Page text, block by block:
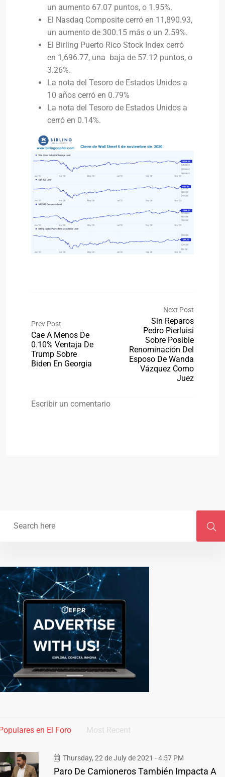
un aumento 67.07 puntos, o 1.95%.
El Nasdaq Composite cerró en 11,890.93,
un aumento de 300.15 más o un 2.59%.
El Birling Puerto Rico Stock Index cerró
en 1,696.77, una baja de 57.12 puntos, o
3.26%.
La nota del Tesoro de Estados Unidos a
10 años cerró en 0.79%
La nota del Tesoro de Estados Unidos a
cerró en 0.14%.
Prev Post
Cae A Menos De
0.10% Ventaja De
Trump Sobre
Biden En Georgia
Next Post
Sin Reparos
Pedro Pierluisi
Sobre Posible
Renominación Del
Esposo De Wanda
Vázquez Como
Juez
Escribir un comentario
en El Foro Most Recent
Thursday, 22 de July de 2021 - 4:57 PM
Paro De Camioneros También Impacta A